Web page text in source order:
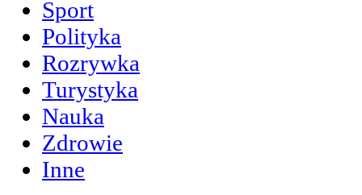
Sport
Polityka
Rozrywka
Turystyka
Nauka
Zdrowie
Inne